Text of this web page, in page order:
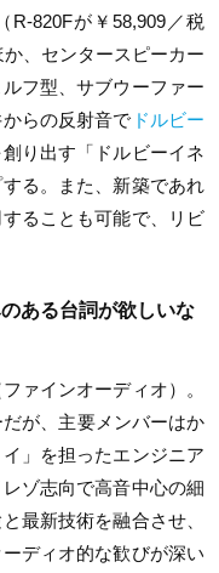
R-820Fが￥58,909／税
、センタースピーカー
フ型、サブウーファー
らの反射音で ドルビー
り出す「ドルビーイネ
る。また、新築であれ
ることも可能で、リビ
ある台詞が欲しいな
ァインオーディオ）。
が、主要メンバーはか
」を担ったエンジニア
ゾ志向で高音中心の細
最新技術を融合させ、
ディオ的な歓びが深い